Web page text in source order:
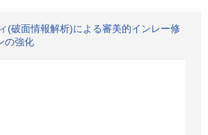
(破面情報解析)による審美的インレー修
の強化